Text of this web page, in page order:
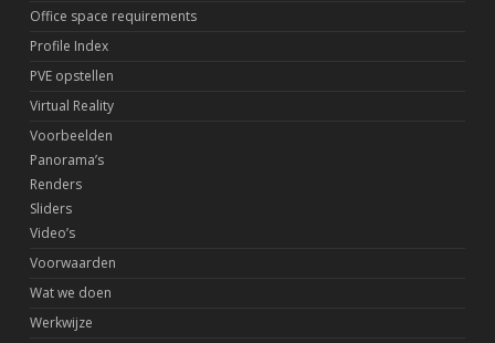
Office space requirements
Profile Index
PVE opstellen
Virtual Reality
Voorbeelden
Panorama’s
Renders
Sliders
Video’s
Voorwaarden
Wat we doen
Werkwijze